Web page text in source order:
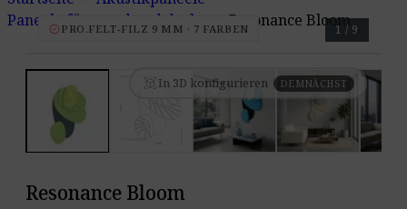
Paneele für wand und decke keyboard_arrow_downResonance Bloom
verified PRO.FELT-FILZ 9 MM · 7 FARBEN
view_in_ar In 3D konfigurieren DEMNÄCHST
1 / 9
Resonance Bloom